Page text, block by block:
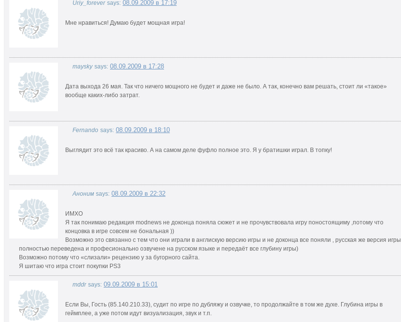
Uriy_forever says: 08.09.2009 в 17:19
Мне нравиться! Думаю будет мощная игра!
maysky says: 08.09.2009 в 17:28
Дата выхода 26 мая. Так что ничего мощного не будет и даже не было. А так, конечно вам решать, стоит ли «такое»
вообще каких-либо затрат.
Fernando says: 08.09.2009 в 18:10
Выглядит это всё так красиво. А на самом деле фуфло полное это. Я у братишки играл. В топку!
Аноним says: 08.09.2009 в 22:32
ИМХО
Я так понимаю редакция modnews не доконца поняла сюжет и не прочувствовала игру поностоящиму ,потому что
концовка в игре совсем не бональная ))
Возможно это связанно с тем что они играли в англискую версию игры и не доконца все поняли , русская же версия игры
полностью переведена и професионально озвучене на русском языке и передаёт все глубину игры)
Возможно потому что «слизали» рецензию у за бугорного сайта.
Я шитаю что игра стоит покупки PS3
mddr says: 09.09.2009 в 15:01
Если Вы, Гость (85.140.210.33), судит по игре по дубляжу и озвучке, то продолжайте в том же духе. Глубина игры в
геймплее, а уже потом идут визуализация, звук и т.п.